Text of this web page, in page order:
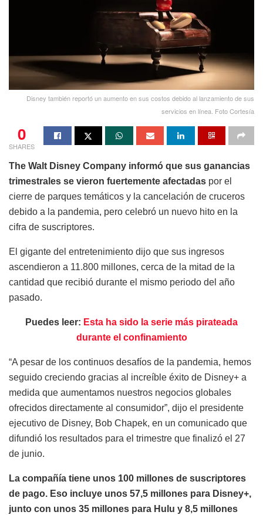
Disney también reportó un aumento en sus costos debido al lanzamiento de sus
servicios en línea. Foto Cortesía
0
SHARES
The Walt Disney Company informó que sus ganancias
trimestrales se vieron fuertemente afectadas por el
cierre de parques temáticos y la cancelación de cruceros
debido a la pandemia, pero celebró un nuevo hito en la
cifra de suscriptores.
El gigante del entretenimiento dijo que sus ingresos
ascendieron a 11.800 millones, cerca de la mitad de la
cantidad que recibió durante el mismo periodo del año
pasado.
Puedes leer: Esta ha sido la serie más pirateada
durante el confinamiento
“A pesar de los continuos desafíos de la pandemia, hemos
seguido creciendo gracias al increíble éxito de Disney+ a
medida que aumentamos nuestros negocios globales
ofrecidos directamente al consumidor”, dijo el presidente
ejecutivo de Disney, Bob Chapek, en un comunicado que
difundió los resultados para el trimestre que finalizó el 27
de junio.
La compañía tiene unos 100 millones de suscriptores
de pago. Eso incluye unos 57,5 millones para Disney+,
junto con unos 35 millones para Hulu y 8,5 millones